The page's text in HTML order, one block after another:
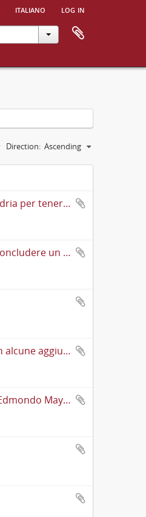
italiano log in
Direction: Ascending
Lettera di Pio Foà a Cesare Lombroso cui scrive in merito a quando potrà recarsi ad Alessandria per tenere una conferenza sulla tubercolosi
Cartolina postale di Gaetano Pini a Cesare Lombroso in cui gli accorda maggior tempo per concludere un suo lavoro e lo informa che Vallardi ha a disposizione solo le immagini usate per il "Trattato elementare di anatomia" di Strambio e che se preferisce può inviarne altre; gli propone inoltre di fare una monografia sul cranio "Anatomia normale, antropologia e anatomia patologica" se ciò gli facilitasse l'opera
Lettera di Cesare de Lollis a Cesare Lombroso cui restituisce il manoscritto di un articolo con alcune aggiunte; scrive che gradirebbe averne qualche estratto perché vorrebbe "far conoscere [l'articolo] a qualche Colombista d'America"
Lettera di Enrico Ferri a Cesare Lombroso cui scrive di aver incontrato il giorno precedente Edmondo Mayor Des Planches il quale spera che Francesco Crispi "prenda abbonamento a 10 Archivi", chiede se il prossimo numero dell'«Archivio di psichiatria» stia per uscire, gli invia manoscritti bibliografici e giudica come "insensatissima" l'idea di pubblicare l'«Archivio di psichiatria» a volume e non regolarmente. Lo informa di stare scrivendo la prolusione per Pisa da pubblicarsi sull'«Archivio giuridico» di Filippo Serafini ed una recensione di un libro per la rivista di Giuseppe Albini. Accenna al proprio atteggiamento contro Zanardelli, alla relazione che farà per Agostino Berenini nella seconda metà di marzo e al fatto che è certo di avere la cattedra a Pisa